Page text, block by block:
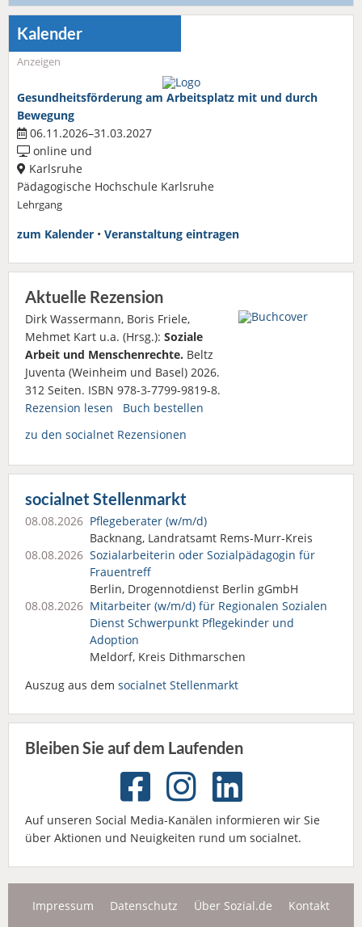
Kalender
Anzeigen
Gesundheitsförderung am Arbeitsplatz mit und durch
Bewegung
06.11.2026–31.03.2027
online und
Karlsruhe
Pädagogische Hochschule Karlsruhe
Lehrgang
zum Kalender • Veranstaltung eintragen
Aktuelle Rezension
Dirk Wassermann, Boris Friele,
Mehmet Kart u.a. (Hrsg.): Soziale
Arbeit und Menschenrechte. Beltz
Juventa (Weinheim und Basel) 2026.
312 Seiten. ISBN 978-3-7799-9819-8.
Rezension lesen
Buch bestellen
zu den socialnet Rezensionen
socialnet Stellenmarkt
08.08.2026 Pflegeberater (w/m/d)
Backnang, Landratsamt Rems-Murr-Kreis
08.08.2026 Sozialarbeiterin oder Sozialpädagogin für
Frauentreff
Berlin, Drogennotdienst Berlin gGmbH
08.08.2026 Mitarbeiter (w/m/d) für Regionalen Sozialen
Dienst Schwerpunkt Pflegekinder und
Adoption
Meldorf, Kreis Dithmarschen
Auszug aus dem socialnet Stellenmarkt
Bleiben Sie auf dem Laufenden
Auf unseren Social Media-Kanälen informieren wir Sie
über Aktionen und Neuigkeiten rund um socialnet.
Impressum Datenschutz Über Sozial.de Kontakt